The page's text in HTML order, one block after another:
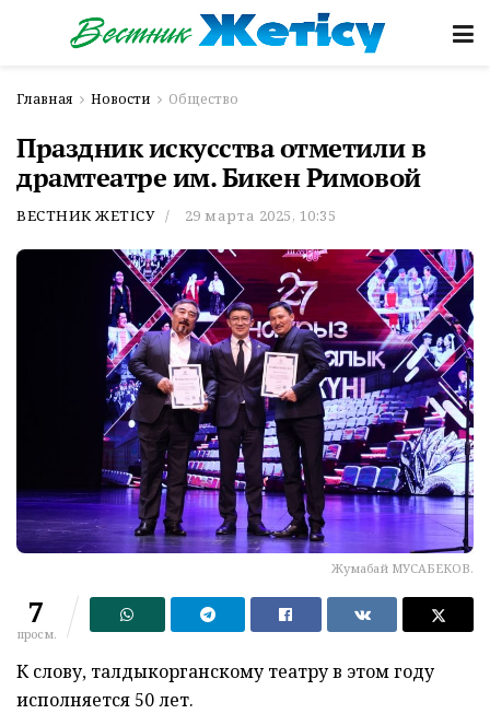
Главная Новости Общество
Праздник искусства отметили в
драмтеатре им. Бикен Римовой
ВЕСТНИК ЖЕТІСУ 29 марта 2025, 10:35
Жумабай МУСАБЕКОВ.
7
просм.
К слову, талдыкорганскому театру в этом году
исполняется 50 лет.